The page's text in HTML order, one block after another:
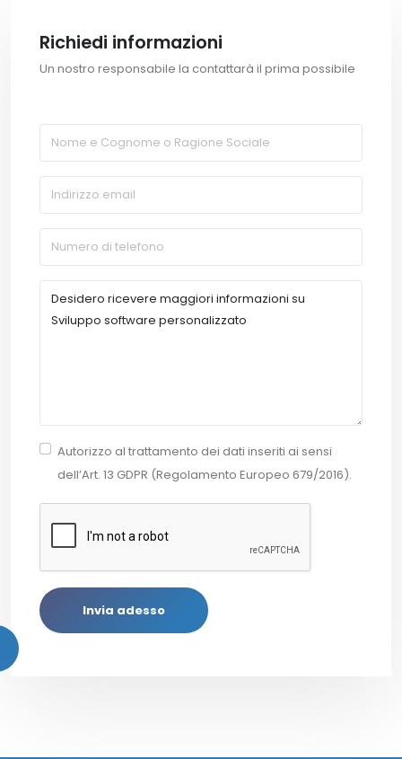
Richiedi informazioni
Un nostro responsabile la contattarà il prima possibile
Autorizzo al trattamento dei dati inseriti ai sensi
dell’Art. 13 GDPR (Regolamento Europeo 679/2016).